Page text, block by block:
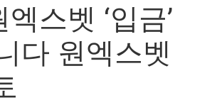
스벳 ‘입금’
다 원엑스벳